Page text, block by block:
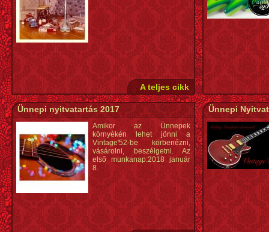
A teljes cikk
Ünnepi nyitvatartás 2017
Amikor az Ünnepek
környékén lehet jönni a
Vintage'52-be körbenézni,
vásárolni, beszélgetni. Az
első munkanap:2018 január
8.
Ünnepi